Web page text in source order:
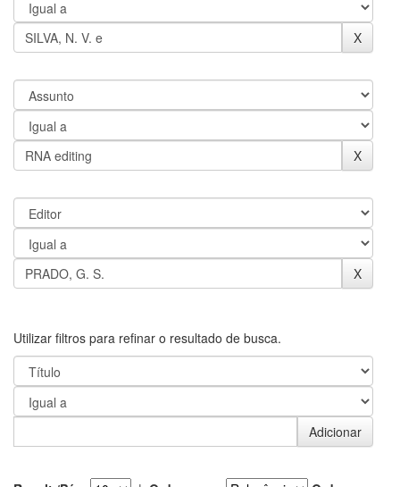
Utilizar filtros para refinar o resultado de busca.